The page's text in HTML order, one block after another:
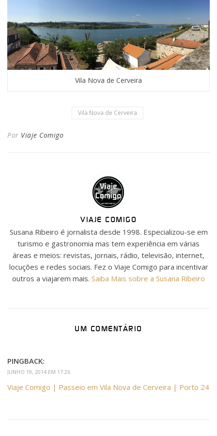
Vila Nova de Cerveira
Vila Nova de Cerveira
Por Viaje Comigo
VIAJE COMIGO
Susana Ribeiro é jornalista desde 1998. Especializou-se em
turismo e gastronomia mas tem experiência em várias
áreas e meios: revistas, jornais, rádio, televisão, internet,
locuções e redes sociais. Fez o Viaje Comigo para incentivar
outros a viajarem mais. Saiba Mais sobre a Susana Ribeiro
UM COMENTÁRIO
PINGBACK:
JUNHO 19, 2014 EM 17:26
Viaje Comigo | Passeio em Vila Nova de Cerveira | Porto 24